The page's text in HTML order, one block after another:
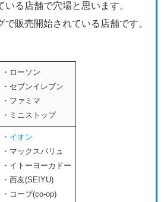
いる店舗で穴場と思います。
で販売開始されている店舗です。
・ローソン
・セブンイレブン
・ファミマ
・ミニストップ
・ イオン
・マックスバリュ
・イトーヨーカドー
・西友(SEIYU)
・コープ(co-op)